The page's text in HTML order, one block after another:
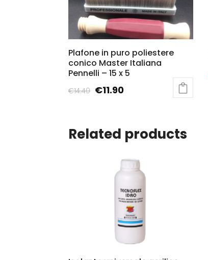
Plafone in puro poliestere
conico Master Italiana
Pennelli – 15 x 5
€14.40 €11.90
Related products